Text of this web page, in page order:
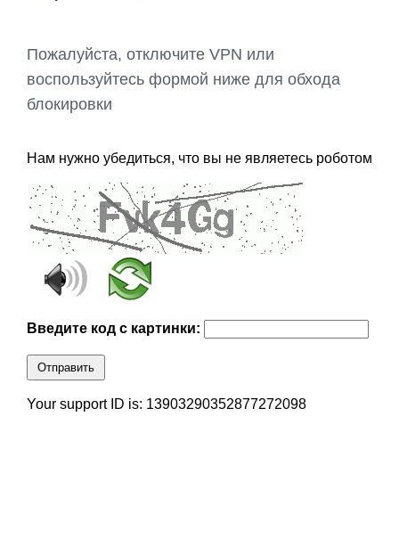
Пожалуйста, отключите VPN или
воспользуйтесь формой ниже для обхода
блокировки
Нам нужно убедиться, что вы не являетесь роботом
Введите код с картинки:
Отправить
Your support ID is: 13903290352877272098